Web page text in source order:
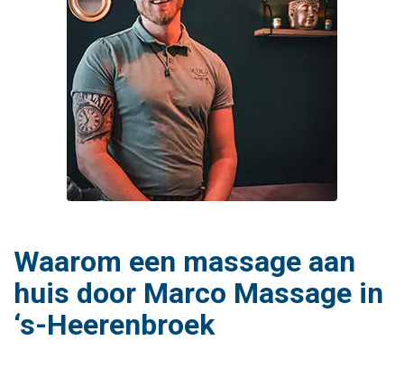
Waarom een massage aan
huis door Marco Massage in
‘s-Heerenbroek